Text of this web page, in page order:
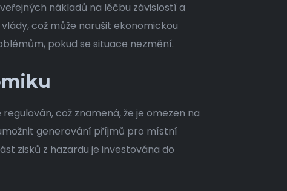
nákladů na léčbu závislostí a
což může narušit ekonomickou
pokud se situace nezmění.
což znamená, že je omezen na
generování příjmů pro místní
zisků z hazardu je investována do